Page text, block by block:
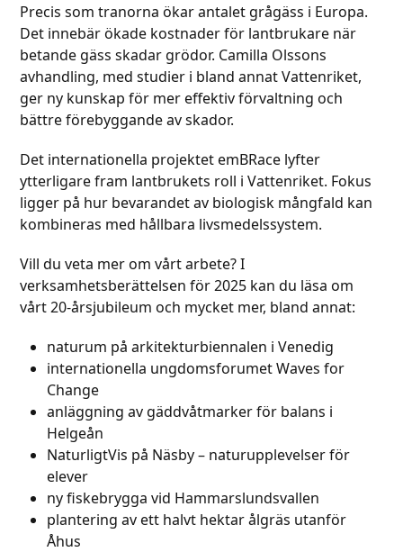
Precis som tranorna ökar antalet grågäss i Europa.
Det innebär ökade kostnader för lantbrukare när
betande gäss skadar grödor. Camilla Olssons
avhandling, med studier i bland annat Vattenriket,
ger ny kunskap för mer effektiv förvaltning och
bättre förebyggande av skador.
Det internationella projektet emBRace lyfter
ytterligare fram lantbrukets roll i Vattenriket. Fokus
ligger på hur bevarandet av biologisk mångfald kan
kombineras med hållbara livsmedelssystem.
Vill du veta mer om vårt arbete? I
verksamhetsberättelsen för 2025 kan du läsa om
vårt 20-årsjubileum och mycket mer, bland annat:
naturum på arkitekturbiennalen i Venedig
internationella ungdomsforumet Waves for
Change
anläggning av gäddvåtmarker för balans i
Helgeån
NaturligtVis på Näsby – naturupplevelser för
elever
ny fiskebrygga vid Hammarslundsvallen
plantering av ett halvt hektar ålgräs utanför
Åhus